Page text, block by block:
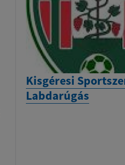
Kisgéresi
Labdarúgás